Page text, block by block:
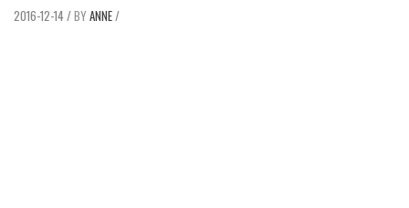
2016-12-14/ ANNE/